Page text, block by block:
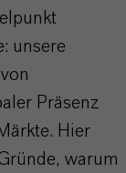
unsere
Präsenz
Hier
warum